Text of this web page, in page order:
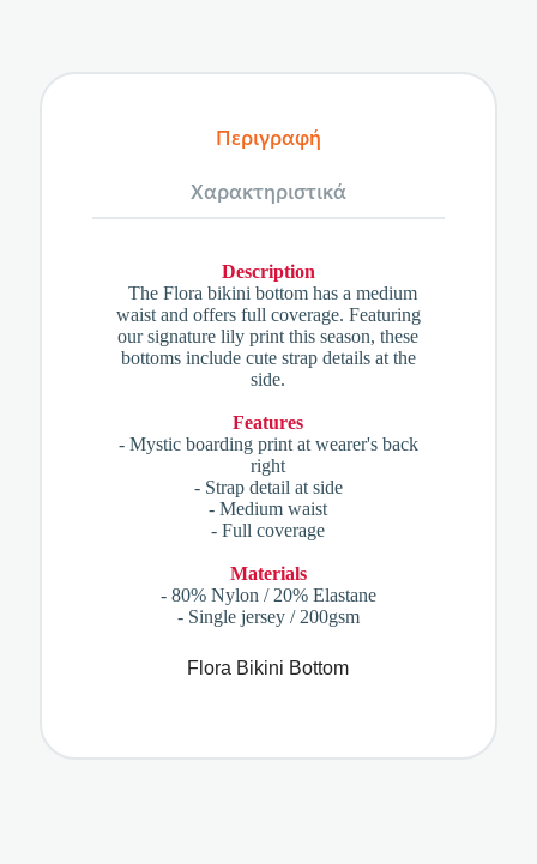
Περιγραφή
Χαρακτηριστικά
Description
The Flora bikini bottom has a medium
waist and offers full coverage. Featuring
our signature lily print this season, these
bottoms include cute strap details at the
side.
Features
- Mystic boarding print at wearer's back
right
- Strap detail at side
- Medium waist
- Full coverage
Materials
- 80% Nylon / 20% Elastane
- Single jersey / 200gsm
Flora Bikini Bottom